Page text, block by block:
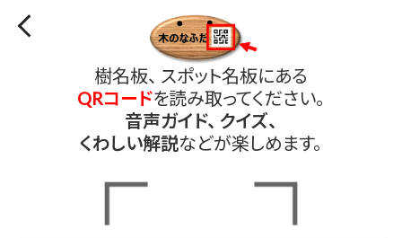
樹名板、 スポット名板にある
QRコードを読み取ってください。
音声ガイド、 クイズ、
くわしい解説などが楽しめます。